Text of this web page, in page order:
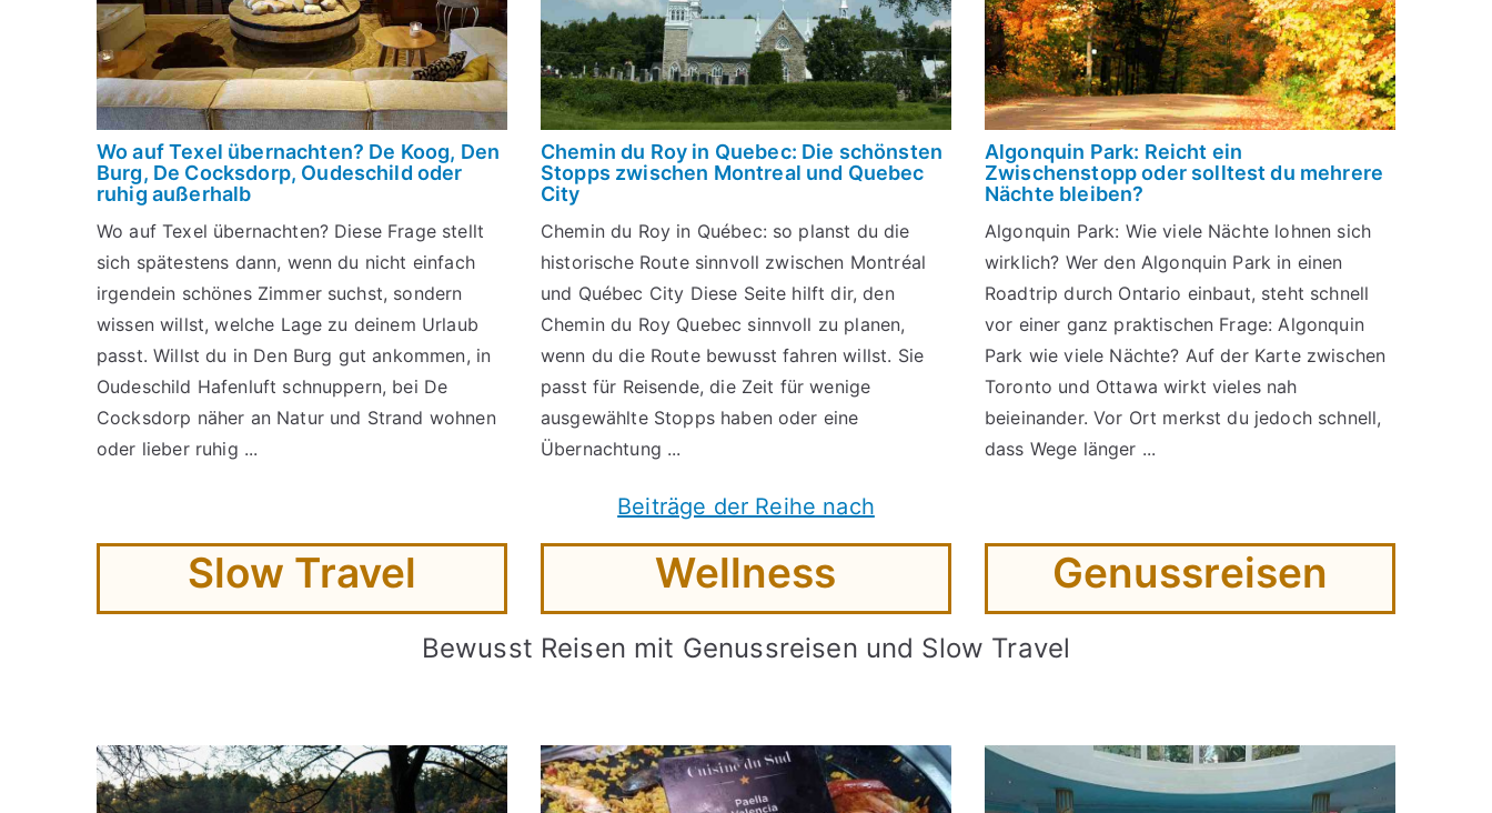
Wo auf Texel übernachten? De Koog, Den
Burg, De Cocksdorp, Oudeschild oder
ruhig außerhalb
Wo auf Texel übernachten? Diese Frage stellt
sich spätestens dann, wenn du nicht einfach
irgendein schönes Zimmer suchst, sondern
wissen willst, welche Lage zu deinem Urlaub
passt. Willst du in Den Burg gut ankommen, in
Oudeschild Hafenluft schnuppern, bei De
Cocksdorp näher an Natur und Strand wohnen
oder lieber ruhig ...
Chemin du Roy in Quebec: Die schönsten
Stopps zwischen Montreal und Quebec
City
Chemin du Roy in Québec: so planst du die
historische Route sinnvoll zwischen Montréal
und Québec City Diese Seite hilft dir, den
Chemin du Roy Quebec sinnvoll zu planen,
wenn du die Route bewusst fahren willst. Sie
passt für Reisende, die Zeit für wenige
ausgewählte Stopps haben oder eine
Übernachtung ...
Algonquin Park: Reicht ein
Zwischenstopp oder solltest du mehrere
Nächte bleiben?
Algonquin Park: Wie viele Nächte lohnen sich
wirklich? Wer den Algonquin Park in einen
Roadtrip durch Ontario einbaut, steht schnell
vor einer ganz praktischen Frage: Algonquin
Park wie viele Nächte? Auf der Karte zwischen
Toronto und Ottawa wirkt vieles nah
beieinander. Vor Ort merkst du jedoch schnell,
dass Wege länger ...
Beiträge der Reihe nach
Slow Travel Wellness Genussreisen
Bewusst Reisen mit Genussreisen und Slow Travel